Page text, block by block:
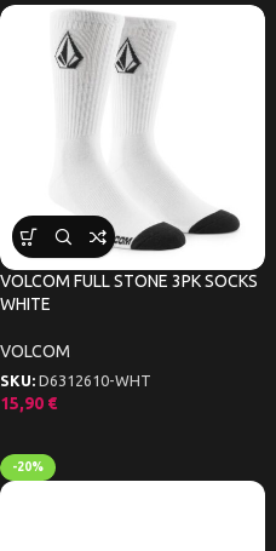
VOLCOM FULL STONE 3PK SOCKS
WHITE
VOLCOM
SKU: D6312610-WHT
15,90 €
-20%